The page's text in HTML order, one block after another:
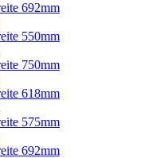
692mm
550mm
750mm
618mm
575mm
692mm